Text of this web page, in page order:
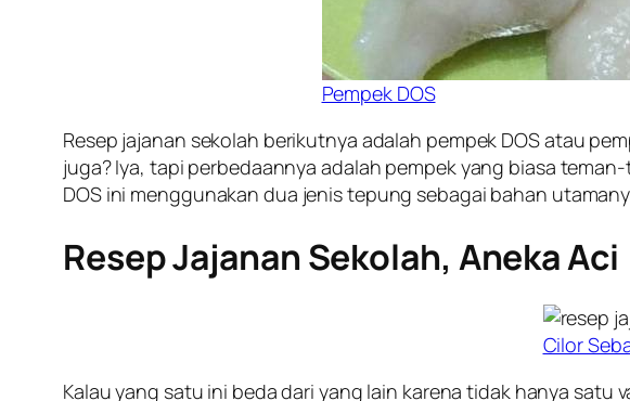
Pempek DOS
Resep jajanan sekolah berikutnya adalah pempek DOS atau
juga? Iya, tapi perbedaannya adalah pempek yang biasa
DOS ini menggunakan dua jenis tepung sebagai bahan
Resep Jajanan Sekolah, Aneka Aci
Cilor
Kalau yang satu ini beda dari yang lain karena tidak hanya satu